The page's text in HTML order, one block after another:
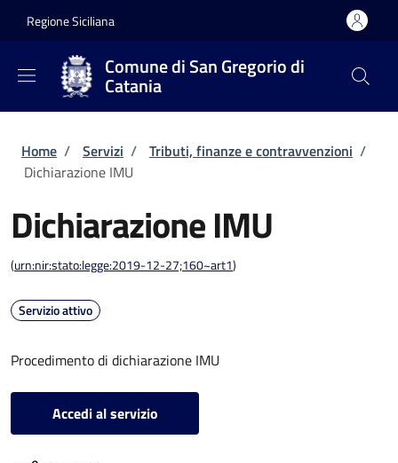
Regione Siciliana
Comune di San Gregorio di
Catania
Briciole di pane
Home / Servizi / Tributi, finanze e contravvenzioni /
Dichiarazione IMU
Dichiarazione IMU
(urn:nir:stato:legge:2019-12-27;160~art1)
Servizio attivo
Procedimento di dichiarazione IMU
Accedi al servizio